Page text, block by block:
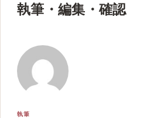
執筆・編集・確認
執筆